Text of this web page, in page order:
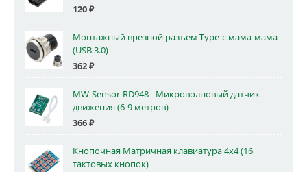
120₽
Монтажный врезной разъем Type-c мама-мама
(USB 3.0)
362₽
MW-Sensor-RD948 - Микроволновый датчик
движения (6-9 метров)
366₽
Кнопочная Матричная клавиатура 4x4 (16
тактовых кнопок)